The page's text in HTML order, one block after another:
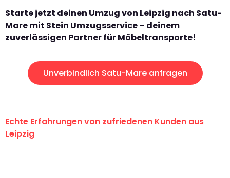
Starte jetzt deinen Umzug von Leipzig nach Satu-
Mare mit Stein Umzugsservice – deinem
zuverlässigen Partner für Möbeltransporte!
Unverbindlich Satu-Mare anfragen
Echte Erfahrungen von zufriedenen Kunden aus
Leipzig